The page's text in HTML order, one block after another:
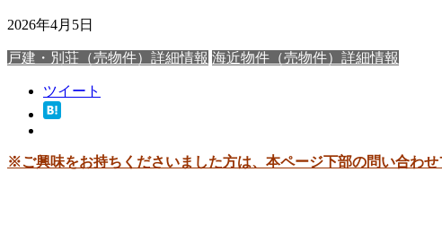
2026年4月5日
戸建・別荘（売物件）詳細情報 海近物件（売物件）詳細情報
ツイート
※ご興味をお持ちくださいました方は、本ページ下部の問い合わ